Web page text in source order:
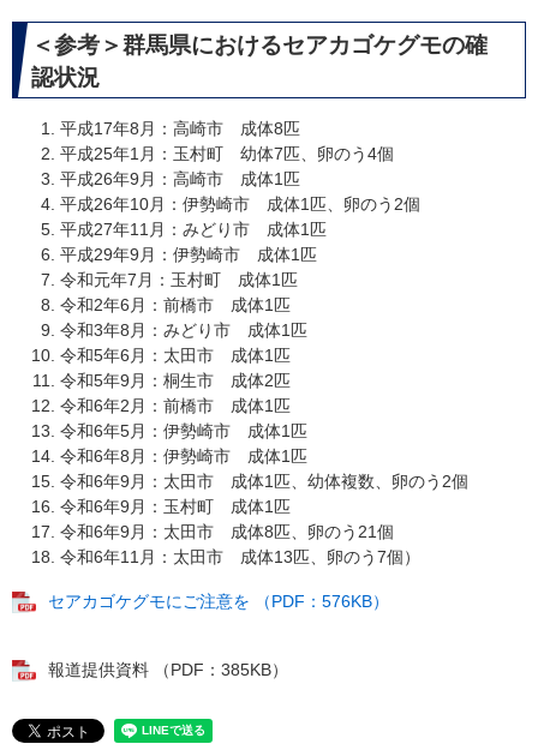
＜参考＞群馬県におけるセアカゴケグモの確
認状況
平成17年8月：高崎市 成体8匹
平成25年1月：玉村町 幼体7匹、卵のう4個
平成26年9月：高崎市 成体1匹
平成26年10月：伊勢崎市 成体1匹、卵のう2個
平成27年11月：みどり市 成体1匹
平成29年9月：伊勢崎市 成体1匹
令和元年7月：玉村町 成体1匹
令和2年6月：前橋市 成体1匹
令和3年8月：みどり市 成体1匹
令和5年6月：太田市 成体1匹
令和5年9月：桐生市 成体2匹
令和6年2月：前橋市 成体1匹
令和6年5月：伊勢崎市 成体1匹
令和6年8月：伊勢崎市 成体1匹
令和6年9月：太田市 成体1匹、幼体複数、卵のう2個
令和6年9月：玉村町 成体1匹
令和6年9月：太田市 成体8匹、卵のう21個
令和6年11月：太田市 成体13匹、卵のう7個）
セアカゴケグモにご注意を （PDF：576KB）
報道提供資料 （PDF：385KB）